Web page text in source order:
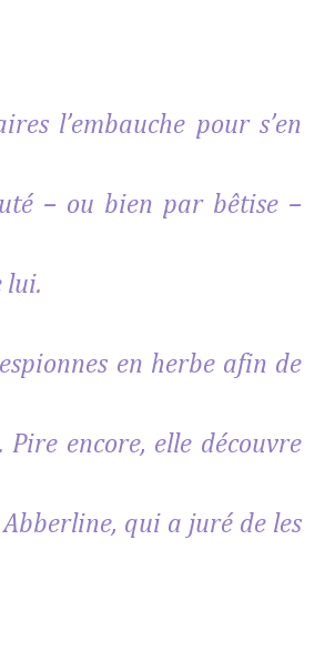
l’embauche pour s’en
– ou bien par bêtise –
lui.
en herbe afin de
encore, elle découvre
qui a juré de les